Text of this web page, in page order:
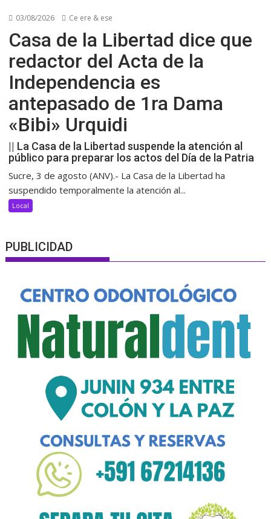
03/08/2026 Ce ere & ese
Casa de la Libertad dice que
redactor del Acta de la
Independencia es
antepasado de 1ra Dama
«Bibi» Urquidi
|| La Casa de la Libertad suspende la atención al
público para preparar los actos del Día de la Patria
Sucre, 3 de agosto (ANV).- La Casa de la Libertad ha
suspendido temporalmente la atención al...
Local
PUBLICIDAD